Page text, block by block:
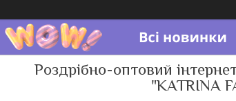
Роздрібно-оптовий
"KATRINA